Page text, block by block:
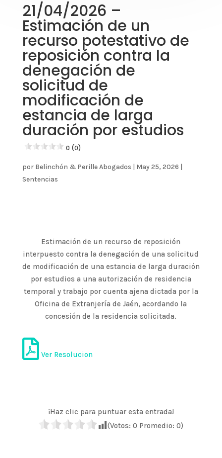
21/04/2026 –
Estimación de un
recurso potestativo de
reposición contra la
denegación de
solicitud de
modificación de
estancia de larga
duración por estudios
0 (0)
por Belinchón & Perille Abogados | May 25, 2026 |
Sentencias
Estimación de un recurso de reposición
interpuesto contra la denegación de una solicitud
de modificación de una estancia de larga duración
por estudios a una autorización de residencia
temporal y trabajo por cuenta ajena dictada por la
Oficina de Extranjería de Jaén, acordando la
concesión de la residencia solicitada.
Ver Resolucion
¡Haz clic para puntuar esta entrada!
(Votos:0 Promedio:0)